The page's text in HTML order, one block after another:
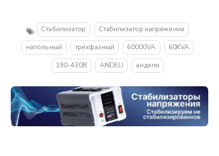
Стабилизатор
Стабилизатор напряжения
напольный
трёхфазный 60000VA
60KVA
190-430В
ANDELI андели